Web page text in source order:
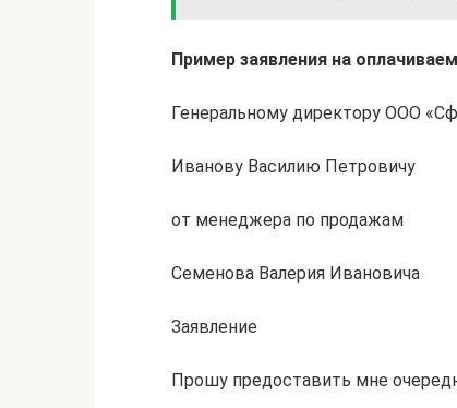
Пример заявления на
Генеральному директору ООО
Иванову Василию Петровичу
от менеджера по продажам
Семенова Валерия Ивановича
Заявление
Прошу предоставить мне